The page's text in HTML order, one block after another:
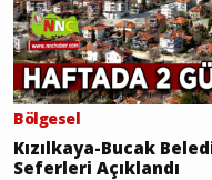
Bölgesel
Kızılkaya-Bucak
Seferleri Açıklandı